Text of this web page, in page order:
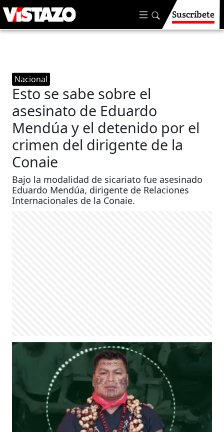
Suscríbete
Nacional
Esto se sabe sobre el
asesinato de Eduardo
Mendúa y el detenido por el
crimen del dirigente de la
Conaie
Bajo la modalidad de sicariato fue asesinado
Eduardo Mendúa, dirigente de Relaciones
Internacionales de la Conaie.